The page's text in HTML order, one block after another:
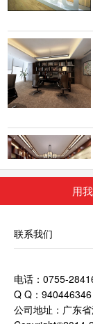
用
联系我们
电话：0755-
Q Q：940446346
公司地址：广东